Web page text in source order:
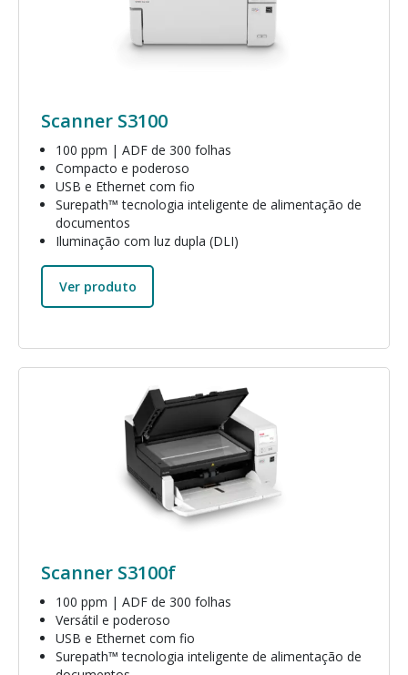
Scanner S3100
100 ppm | ADF de 300 folhas
Compacto e poderoso
USB e Ethernet com fio
Surepath™ tecnologia inteligente de alimentação de
documentos
Iluminação com luz dupla (DLI)
Ver produto
Imagem
Scanner S3100f
100 ppm | ADF de 300 folhas
Versátil e poderoso
USB e Ethernet com fio
Surepath™ tecnologia inteligente de alimentação de